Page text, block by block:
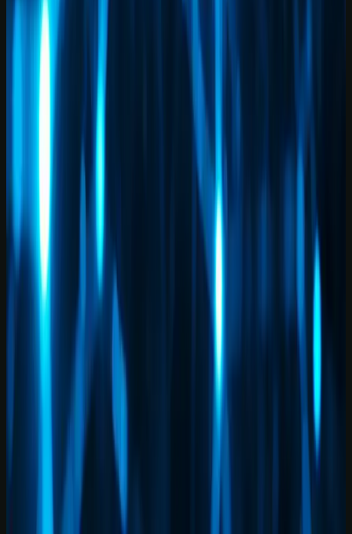
5 min de leitura
Explore mais
Cursos relacionados
IA para Pequenos Negócios: Atendimento, Vendas e
Aprenda a aplicar IA em atendimento, vendas, conteúdo, operação e
automações simples para pequenos negócios brasileiros, com
segurança e revisão humana.
Ver curso
Iniciante
ChatGPT GPT-5.5 Profissional 2026
Domine o GPT-5.5 com fluxos profissionais, prompts modernos,
automações e aplicações práticas para trabalhar melhor com IA.
IA para Contadores 2026: Guia Prática
Automatize tarefas contábeis, conciliações, análises e relatórios com
IA aplicada ao trabalho profissional no Brasil.